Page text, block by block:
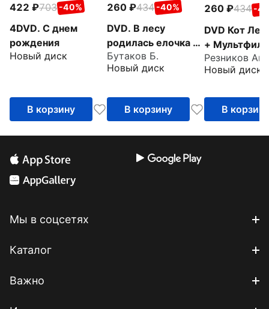
422 703 -40%
4DVD. С днем
рождения
Новый диск
В корзину
260 434 -40%
DVD. В лесу
родилась елочка +
Мультфильм в
подарок
Бутаков Б.
Новый диск
В корзину
260 434 -
DVD Кот
+
подарок
Новый диск
В корзину
Мы в соцсетях
Каталог
Важно